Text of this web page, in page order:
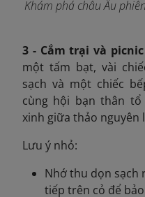
Khám phá châu Âu
3 - Cắm trại và
một tấm bạt, vài
sạch và một chiếc
cùng hội bạn thân
xinh giữa thảo nguyên
Lưu ý nhỏ:
Nhớ thu dọn sạch
tiếp trên cỏ để